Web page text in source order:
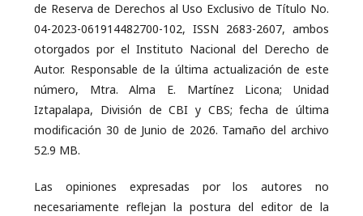
de Reserva de Derechos al Uso Exclusivo de Título No.
04-2023-061914482700-102, ISSN 2683-2607, ambos
otorgados por el Instituto Nacional del Derecho de
Autor. Responsable de la última actualización de este
número, Mtra. Alma E. Martínez Licona; Unidad
Iztapalapa, División de CBI y CBS; fecha de última
modificación 30 de Junio de 2026. Tamaño del archivo
52.9 MB.
Las opiniones expresadas por los autores no
necesariamente reflejan la postura del editor de la